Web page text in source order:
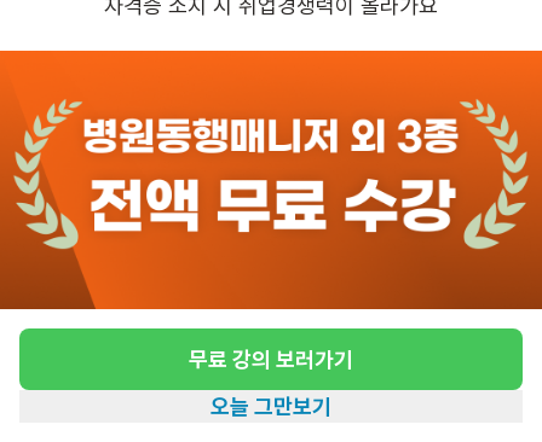
자격증 소지 시 취업경쟁력이 올라가요
무료 강의 보러가기
오늘 그만보기